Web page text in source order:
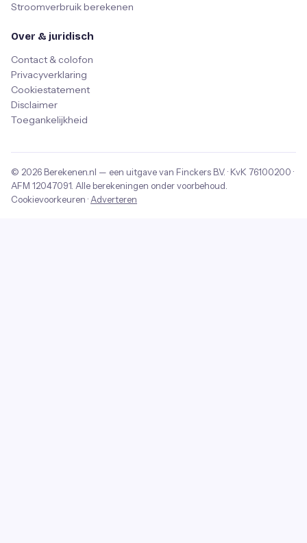
Stroomverbruik berekenen
Over & juridisch
Contact & colofon
Privacyverklaring
Cookiestatement
Disclaimer
Toegankelijkheid
© 2026 Berekenen.nl — een uitgave van Finckers B.V. · KvK 76100200 ·
AFM 12047091 . Alle berekeningen onder voorbehoud.
Cookievoorkeuren · Adverteren